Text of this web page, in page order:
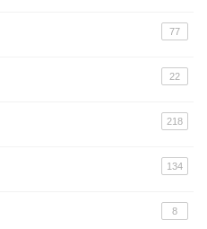
77
22
218
134
8